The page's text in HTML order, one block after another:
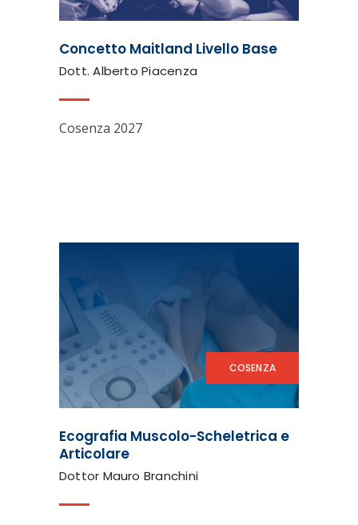
Concetto Maitland Livello Base
Dott. Alberto Piacenza
Cosenza 2027
COSENZA
Ecografia Muscolo-Scheletrica e
Articolare
Dottor Mauro Branchini